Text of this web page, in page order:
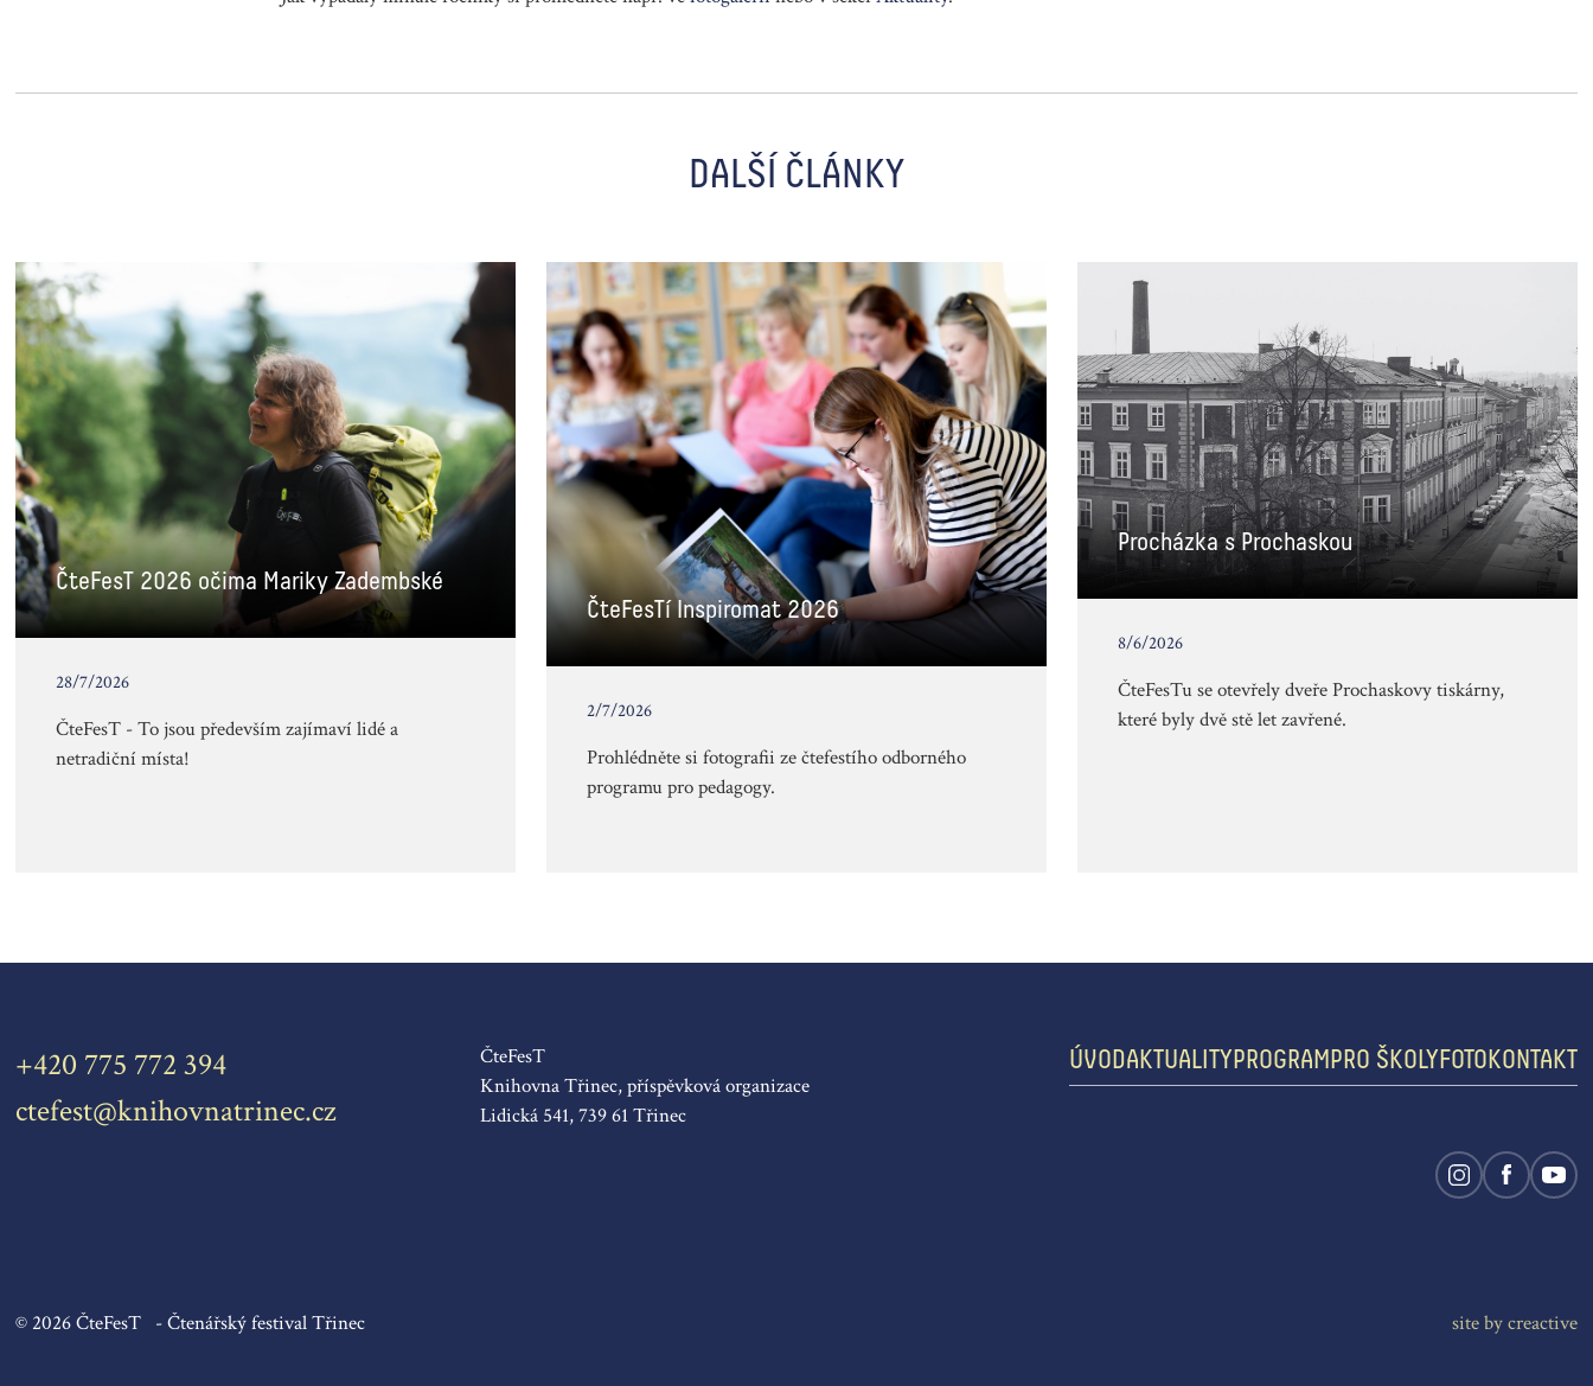
DALŠÍ ČLÁNKY
ČteFesT 2026 očima Mariky Zadembské
28/7/2026
ČteFesT - To jsou především zajímaví lidé a
netradiční místa!
ČteFesTí Inspiromat 2026
2/7/2026
Prohlédněte si fotografii ze čtefestího odborného
programu pro pedagogy.
Procházka s Prochaskou
8/6/2026
ČteFesTu se otevřely dveře Prochaskovy tiskárny,
které byly dvě stě let zavřené.
ÚVODAKTUALITYPROGRAMPRO ŠKOLYFOTOKONTAKT
+420 775 772 394
ctefest@knihovnatrinec.cz
ČteFesT
Knihovna Třinec, příspěvková organizace
Lidická 541, 739 61 Třinec
© 2026 ČteFesT - Čtenářský festival Třinec site by creactive